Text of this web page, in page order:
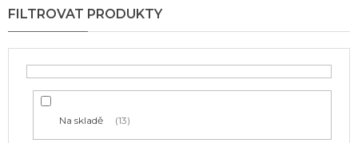
p
r
o
Na skladě 13